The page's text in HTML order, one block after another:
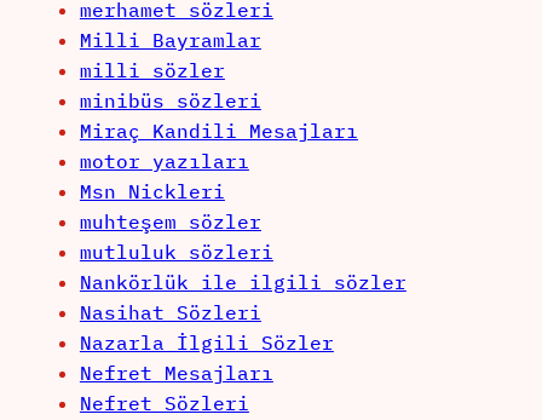
merhamet sözleri
Milli Bayramlar
milli sözler
minibüs sözleri
Miraç Kandili Mesajları
motor yazıları
Msn Nickleri
muhteşem sözler
mutluluk sözleri
Nankörlük ile ilgili sözler
Nasihat Sözleri
Nazarla İlgili Sözler
Nefret Mesajları
Nefret Sözleri